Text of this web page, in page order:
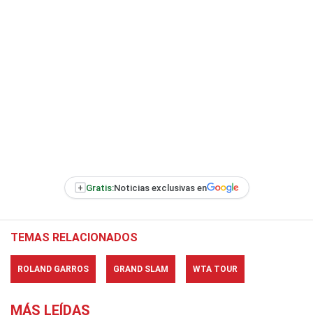
+ Gratis:Noticias exclusivas en
TEMAS RELACIONADOS
ROLAND GARROS GRAND SLAM WTA TOUR
MÁS LEÍDAS